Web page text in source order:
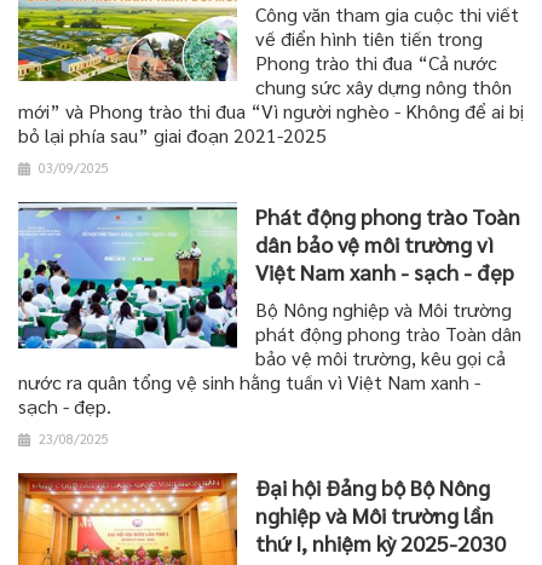
Công văn tham gia cuộc thi viết
về điển hình tiên tiến trong
Phong trào thi đua “Cả nước
chung sức xây dựng nông thôn
mới” và Phong trào thi đua “Vì người nghèo - Không để ai bị
bỏ lại phía sau” giai đoạn 2021-2025
03/09/2025
Phát động phong trào Toàn
dân bảo vệ môi trường vì
Việt Nam xanh - sạch - đẹp
Bộ Nông nghiệp và Môi trường
phát động phong trào Toàn dân
bảo vệ môi trường, kêu gọi cả
nước ra quân tổng vệ sinh hằng tuần vì Việt Nam xanh -
sạch - đẹp.
23/08/2025
Đại hội Đảng bộ Bộ Nông
nghiệp và Môi trường lần
thứ I, nhiệm kỳ 2025-2030